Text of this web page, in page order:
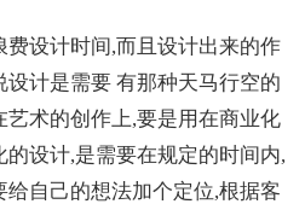
设计时间,而且设计出来的作
计是需要 有那种天马行空的
艺术的创作上,要是用在商业化
设计,是需要在规定的时间内,
自己的想法加个定位,根据客